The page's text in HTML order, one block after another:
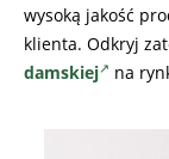
wysoką jakość
klienta. Odkryj
damskiej
na